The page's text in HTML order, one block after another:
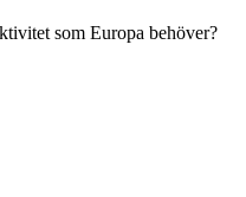
som Europa behöver?